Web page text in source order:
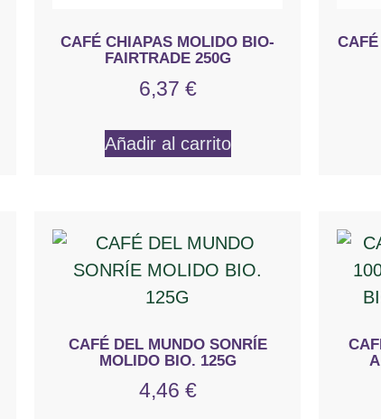
CAFÉ CHIAPAS MOLIDO BIO-
FAIRTRADE 250G
6,37 €
Añadir al carrito
CAFÉ DEL MUNDO SONRÍE
MOLIDO BIO. 125G
4,46 €